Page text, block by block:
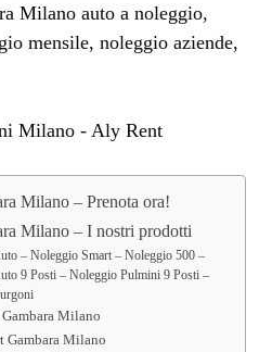
Milano auto a noleggio,
mensile, noleggio aziende,
Milano – Prenota ora!
Milano – I nostri prodotti
– Noleggio Smart – Noleggio 500 –
9 Posti – Noleggio Pulmini 9 Posti –
Milano
Gambara Milano